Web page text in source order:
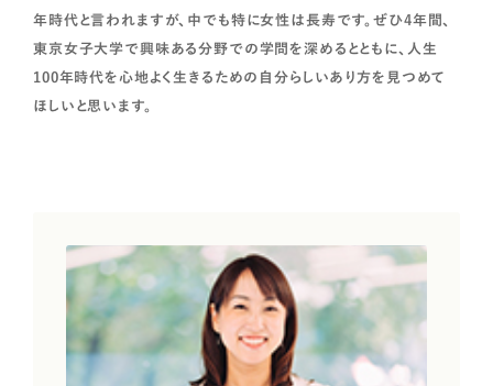
年時代と言われますが、中でも特に女性は長寿です。ぜひ4年間、
東京女子大学で興味ある分野での学問を深めるとともに、人生
100年時代を心地よく生きるための自分らしいあり方を見つめて
ほしいと思います。